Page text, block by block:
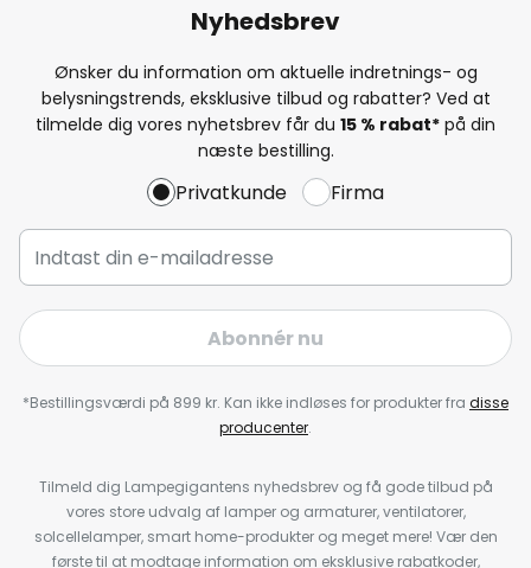
Nyhedsbrev
Ønsker du information om aktuelle indretnings- og
belysningstrends, eksklusive tilbud og rabatter? Ved at
tilmelde dig vores nyhetsbrev får du 15 % rabat* på din
næste bestilling.
Privatkunde Firma
Abonnér nu
*Bestillingsværdi på 899 kr. Kan ikke indløses for produkter fra disse
producenter.
Tilmeld dig Lampegigantens nyhedsbrev og få gode tilbud på
vores store udvalg af lamper og armaturer, ventilatorer,
solcellelamper, smart home-produkter og meget mere! Vær den
første til at modtage information om eksklusive rabatkoder,